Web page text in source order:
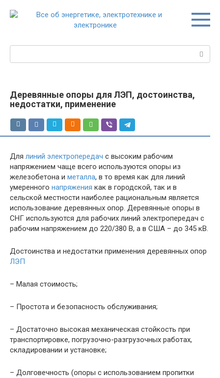
Деревянные опоры для ЛЭП, достоинства,
недостатки, применение
Для линий электропередач с высоким рабочим
напряжением чаще всего используются опоры из
железобетона и металла, в то время как для линий
умеренного напряжения как в городской, так и в
сельской местности наиболее рациональным является
использование деревянных опор. Деревянные опоры в
СНГ используются для рабочих линий электропередач с
рабочим напряжением до 220/380 В, а в США – до 345 кВ.
Достоинства и недостатки применения деревянных опор
ЛЭП
– Малая стоимость;
– Простота и безопасность обслуживания;
– Достаточно высокая механическая стойкость при
транспортировке, погрузочно-разгрузочных работах,
складировании и установке;
– Долговечность (опоры с использованием пропитки